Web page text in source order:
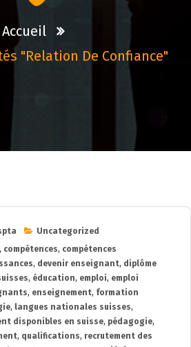
Accueil
"relation De Confiance"
Uncategorized
, compétences, compétences
, devenir enseignant, diplôme
, éducation, emploi, emploi
, enseignement, formation
, langues nationales suisses,
disponibles en suisse, pédagogie,
, qualifications, recrutement des